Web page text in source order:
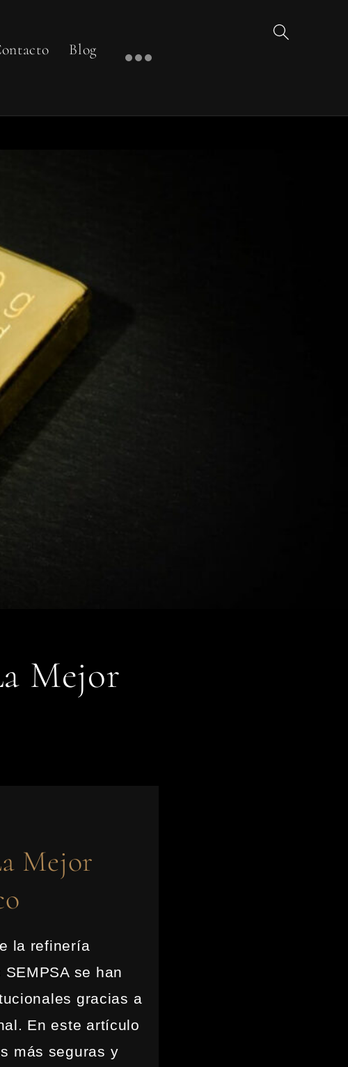
Blog
Mejor
Mejor
la refinería
se han
gracias a
En este artículo
más seguras y